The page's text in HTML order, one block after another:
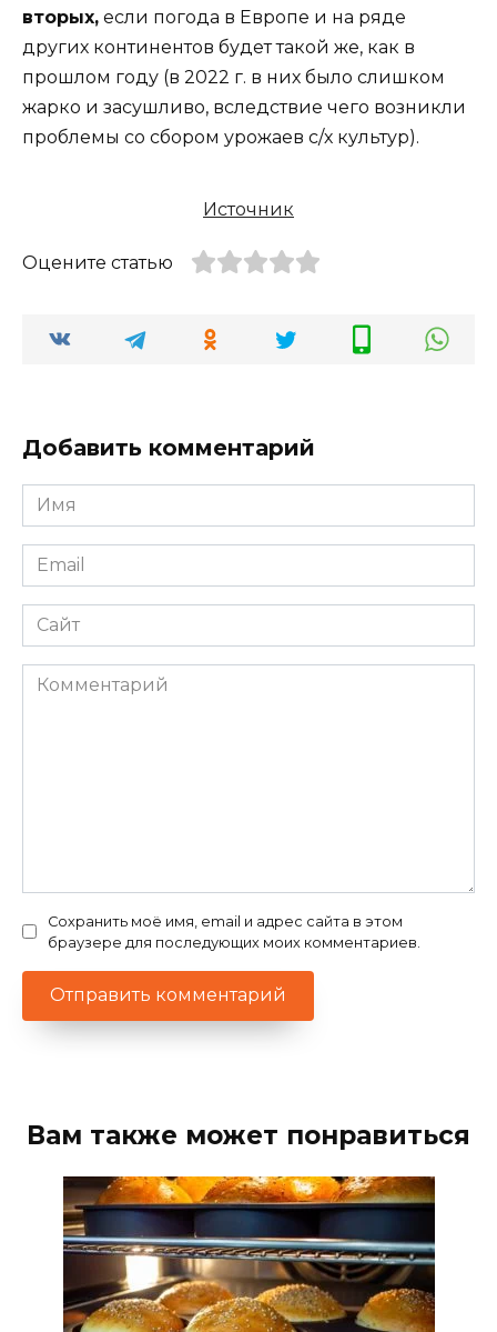
вторых, если погода в Европе и на ряде
других континентов будет такой же, как в
прошлом году (в 2022 г. в них было слишком
жарко и засушливо, вследствие чего возникли
проблемы со сбором урожаев с/х культур).
Источник
Оцените статью
Добавить комментарий
Имя
*
Email
*
Сайт
Комментарий
Сохранить моё имя, email и адрес сайта в этом
браузере для последующих моих комментариев.
Вам также может понравиться